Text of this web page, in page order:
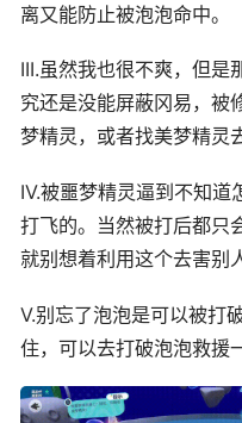
离又能防止被泡泡命中。
III.虽然我也很不爽，但是
究还是没能屏蔽冈易，
梦精灵，或者找美梦精灵
IV.被噩梦精灵逼到不知
打飞的。当然被打后都只
就别想着利用这个去害别
V.别忘了泡泡是可以被打
住，可以去打破泡泡救援